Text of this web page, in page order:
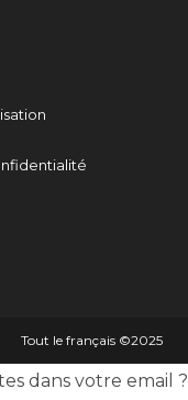
Tout le français ©️2025
dans votre email ?